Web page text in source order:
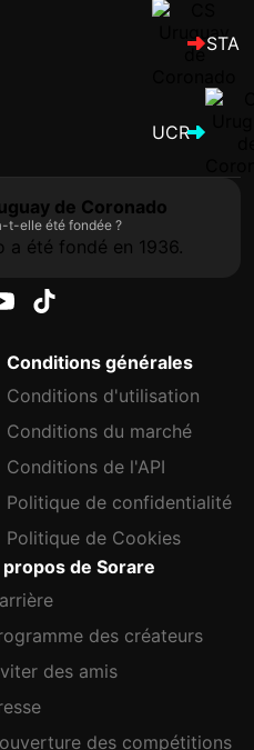
STA
UCR
de Coronado
t-elle été fondée ?
a été fondé en 1936.
Conditions générales
Conditions d'utilisation
Conditions du marché
Conditions de l'API
Politique de confidentialité
Politique de Cookies
propos de Sorare
des créateurs
des amis
des compétitions